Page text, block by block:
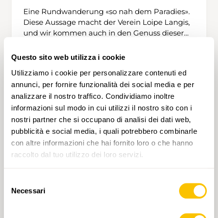
Questo sito web utilizza i cookie
Utilizziamo i cookie per personalizzare contenuti ed
annunci, per fornire funzionalità dei social media e per
analizzare il nostro traffico. Condividiamo inoltre
informazioni sul modo in cui utilizzi il nostro sito con i
nostri partner che si occupano di analisi dei dati web,
pubblicità e social media, i quali potrebbero combinarle
con altre informazioni che hai fornito loro o che hanno
raccolto dal tuo utilizzo dei loro servizi.
delNecessari
Eine Rundwanderung «so nah dem Paradies».
Diese Aussage macht der Verein Loipe Langis,
und wir kommen auch in den Genuss dieser
wenigen Minuten spüren wir die wunderbare
Geniessenden. Der Anstieg bis zur
Kantonsgrenze Luzern führt durch Wald und
offene Hochmoorweiden. Ab da gibt es ein
stetiges Auf und Ab auf dem Schlierengrat, bis
zum Punkt 1718. Jetzt beginnt der Abstieg ins
Grosschlierental. In Rorersmatt ist Mittagshalt,
hoffentlich an der wärmenden Februarsonne.
Die Tour führt weiter bis an die Grosse Schliere
WT2 4 h 30 min 10,0 km Alta